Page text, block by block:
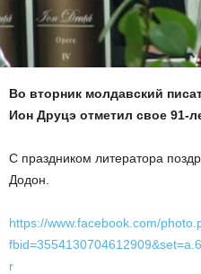
Во вторник молдавский
Ион Друцэ отметил свое 91-
С праздником литератора
Додон.
https://www.facebook.com/
r